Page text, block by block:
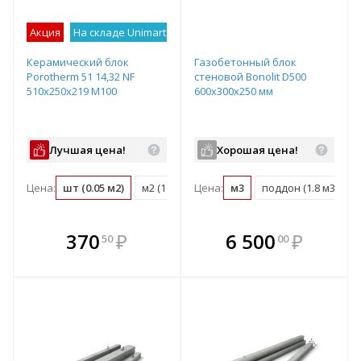
Акция На складе Unimart
Керамический блок
Porotherm 51 14,32 NF
510х250х219 М100
Лучшая цена!
Цена: шт (0.05 м2) м2 (18.3 шт) м3 (35.8 шт) поддон (50
37050 ₽
В комплекте
всегда выгоднее!
Газобетонный блок
стеновой Bonolit D500
600х300х250 мм
Хорошая цена!
Цена: м3 поддон (1.8 м3)
В комплекте
всегда выгоднее!
6 500 00 ₽